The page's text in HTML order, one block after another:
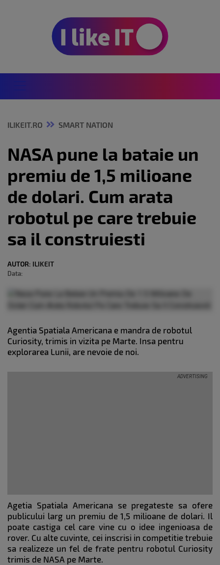
ILIKEIT.RO SMART NATION
NASA pune la bataie un
premiu de 1,5 milioane
de dolari. Cum arata
robotul pe care trebuie
sa il construiesti
AUTOR: ILIKEIT
Data:
Agentia Spatiala Americana e mandra de robotul
Curiosity, trimis in vizita pe Marte. Insa pentru
explorarea Lunii, are nevoie de noi.
Agetia Spatiala Americana se pregateste sa ofere
publicului larg un premiu de 1,5 milioane de dolari. Il
poate castiga cel care vine cu o idee ingenioasa de
rover. Cu alte cuvinte, cei inscrisi in competitie trebuie
sa realizeze un fel de frate pentru robotul Curiosity
trimis de NASA pe Marte.